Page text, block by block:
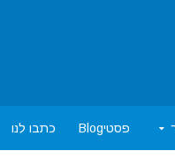
פסטיBlog כתבו לנו